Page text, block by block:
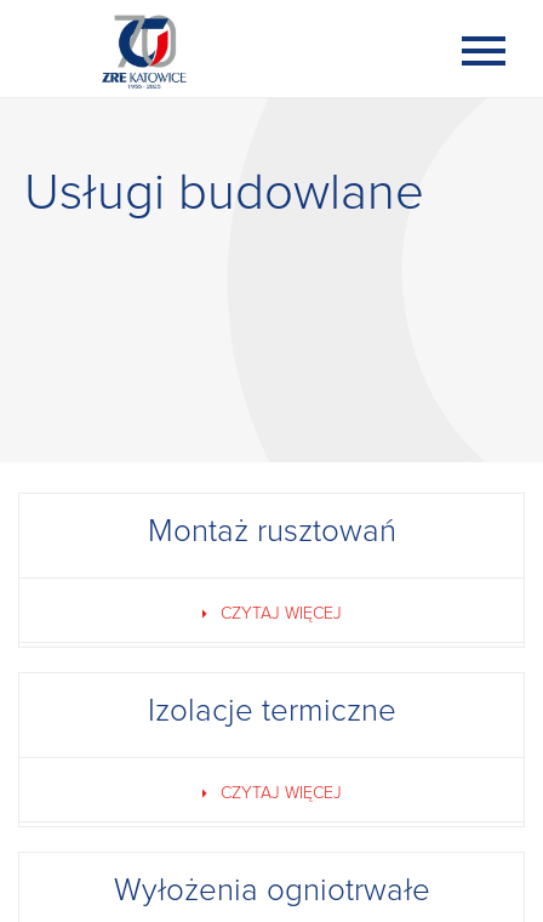
Usługi budowlane
Montaż rusztowań
CZYTAJ WIĘCEJ
Izolacje termiczne
CZYTAJ WIĘCEJ
Wyłożenia ogniotrwałe